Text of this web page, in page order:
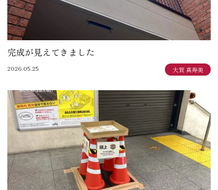
松本 典朗：近代ホームイズム継承者の気づき
完成が見えてきました
2026.05.25 大賀 真寿美